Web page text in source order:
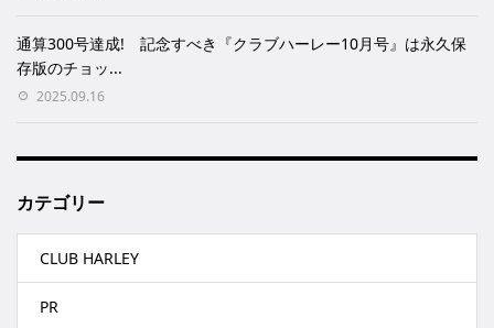
通算300号達成! 記念すべき『クラブハーレー10月号』は永久保
存版のチョッ...
2025.09.16
カテゴリー
CLUB HARLEY
PR